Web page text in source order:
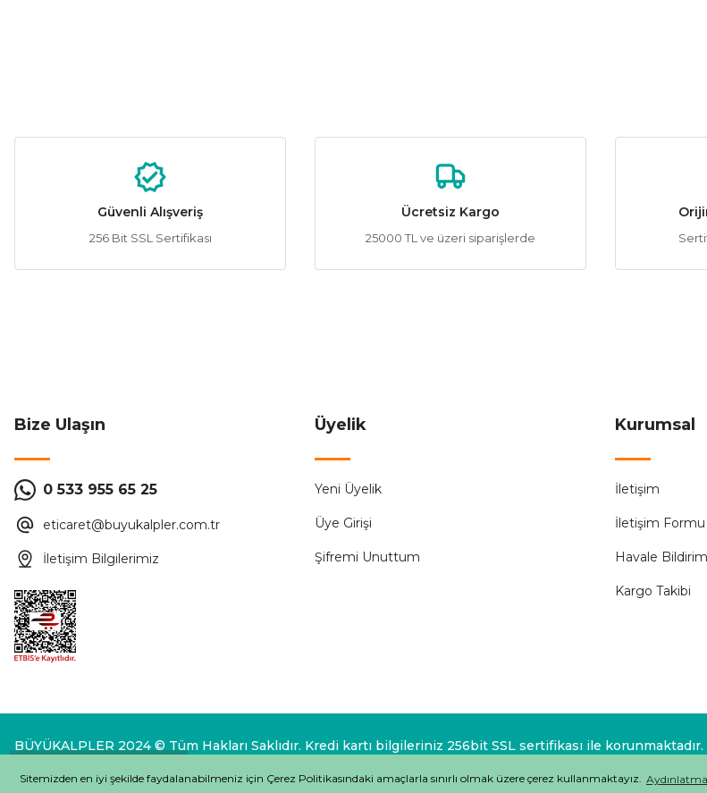
Sitemizden en iyi şekilde faydalanabilmeniz için Çerez Politikasındaki amaçlarla sınırlı olmak üzere çerez kullanmaktayız.
Whatsapp Destek
Güvenli Alışveriş
256 Bit SSL Sertifikası
Ücretsiz Kargo
25000 TL ve üzeri siparişlerde
Bize Ulaşın
0 533 955 65 25
eticaret@buyukalpler.com.tr
İletişim Bilgilerimiz
Üyelik
Yeni Üyelik
Üye Girişi
Şifremi Unuttum
Kurumsal
İletişim
İletişim Formu
Havale
Kargo Takibi
BÜYÜKALPLER 2024 © Tüm Hakları Saklıdır. Kredi kartı bilgileriniz 256bit SSL sertifikası ile korunmaktadır.